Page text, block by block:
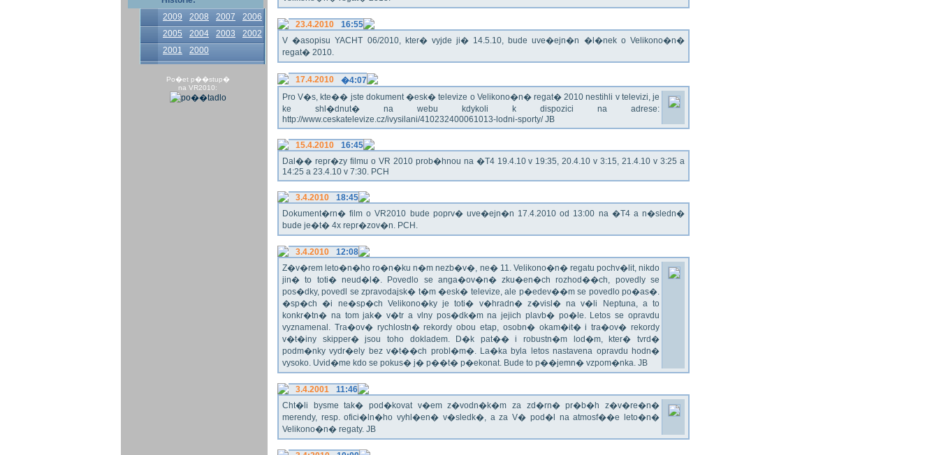
2009
2008 2007
2006
2005
2004 2003
2002
2001
2000
Po�et p��stup�
na VR2010:
23.4.2010
16:55
V �asopisu YACHT 06/2010, kter� vyjde ji� 14.5.10, bude uve�ejn�n �l�nek o Velikono�n�
regat� 2010.
17.4.2010
�4:07
Pro V�s, kte�� jste dokument �esk� televize o Velikono�n� regat� 2010 nestihli v televizi, je
ke shl�dnut� na webu kdykoli k dispozici na adrese:
http://www.ceskatelevize.cz/ivysilani/410232400061013-lodni-sporty/ JB
15.4.2010
16:45
Dal�� repr�zy filmu o VR 2010 prob�hnou na �T4 19.4.10 v 19:35, 20.4.10 v 3:15, 21.4.10 v 3:25 a
14:25 a 23.4.10 v 7:30. PCH
3.4.2010
18:45
Dokument�rn� film o VR2010 bude poprv� uve�ejn�n 17.4.2010 od 13:00 na �T4 a n�sledn�
bude je�t� 4x repr�zov�n. PCH.
3.4.2010
12:08
Z�v�rem leto�n�ho ro�n�ku n�m nezb�v�, ne� 11. Velikono�n� regatu pochv�lit, nikdo
jin� to toti� neud�l�. Povedlo se anga�ov�n� zku�en�ch rozhod��ch, povedly se
pos�dky, povedl se zpravodajsk� t�m �esk� televize, ale p�edev��m se povedlo po�as�.
�sp�ch �i ne�sp�ch Velikono�ky je toti� v�hradn� z�visl� na v�li Neptuna, a to
konkr�tn� na tom jak� v�tr a vlny pos�dk�m na jejich plavb� po�le. Letos se opravdu
vyznamenal. Tra�ov� rychlostn� rekordy obou etap, osobn� okam�it� i tra�ov� rekordy
v�t�iny skipper� jsou toho dokladem. D�k pat�� i robustn�m lod�m, kter� tvrd�
podm�nky vydr�ely bez v�t��ch probl�m�. La�ka byla letos nastavena opravdu hodn�
vysoko. Uvid�me kdo se pokus� j� p��t� p�ekonat. Bude to p��jemn� vzpom�nka. JB
3.4.2001
11:46
Cht�li bysme tak� pod�kovat v�em z�vodn�k�m za zd�rn� pr�b�h z�v�re�n�
merendy, resp. ofici�ln�ho vyhl�en� v�sledk�, a za V� pod�l na atmosf��e leto�n�
Velikono�n� regaty. JB